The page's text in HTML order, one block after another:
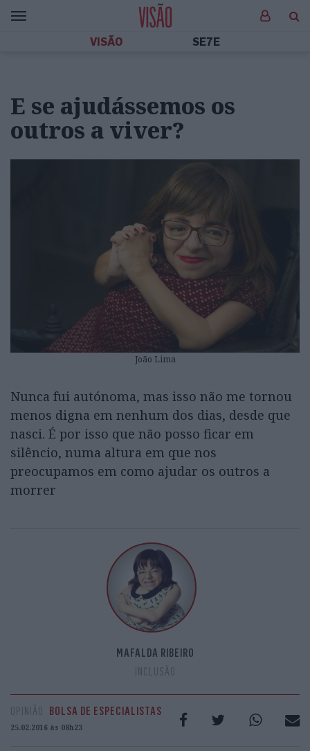
VISÃO SE7E
E se ajudássemos os
outros a viver?
João Lima
Nunca fui autónoma, mas isso não me tornou
menos digna em nenhum dos dias, desde que
nasci. É por isso que não posso ficar em
silêncio, numa altura em que nos
preocupamos em como ajudar os outros a
morrer
MAFALDA RIBEIRO
INCLUSÃO
OPINIÃO BOLSA DE ESPECIALISTAS
25.02.2016 às 08h23